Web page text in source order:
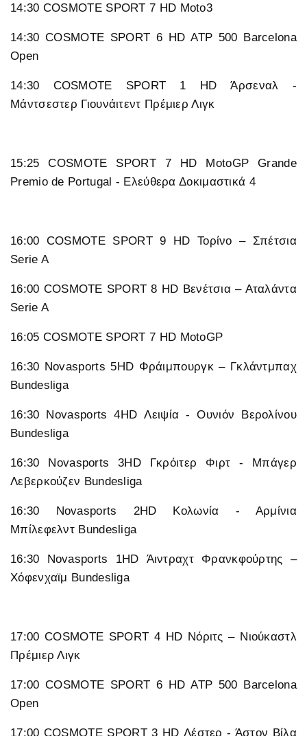
14:30 COSMOTE SPORT 7 HD Moto3
14:30 COSMOTE SPORT 6 HD ATP 500 Barcelona
Open
14:30 COSMOTE SPORT 1 HD Άρσεναλ -
Μάντσεστερ Γιουνάιτεντ Πρέμιερ Λιγκ
15:25 COSMOTE SPORT 7 HD MotoGP Grande
Premio de Portugal - Ελεύθερα Δοκιμαστικά 4
16:00 COSMOTE SPORT 9 HD Τορίνο – Σπέτσια
Serie A
16:00 COSMOTE SPORT 8 HD Βενέτσια – Αταλάντα
Serie A
16:05 COSMOTE SPORT 7 HD MotoGP
16:30 Novasports 5HD Φράιμπουργκ – Γκλάντμπαχ
Bundesliga
16:30 Novasports 4HD Λειψία - Ουνιόν Βερολίνου
Bundesliga
16:30 Novasports 3HD Γκρόιτερ Φιρτ - Μπάγερ
Λεβερκούζεν Bundesliga
16:30 Novasports 2HD Κολωνία - Αρμίνια
Μπίλεφελντ Bundesliga
16:30 Novasports 1HD Άιντραχτ Φρανκφούρτης –
Χόφενχαϊμ Bundesliga
17:00 COSMOTE SPORT 4 HD Νόριτς – Νιούκαστλ
Πρέμιερ Λιγκ
17:00 COSMOTE SPORT 6 HD ATP 500 Barcelona
Open
17:00 COSMOTE SPORT 3 HD Λέστερ - Άστον Βίλα